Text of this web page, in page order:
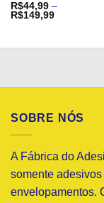
R$44,99 –
R$149,99Faixa
SOBRE NÓS
A Fábrica do
somente
envelopamentos.